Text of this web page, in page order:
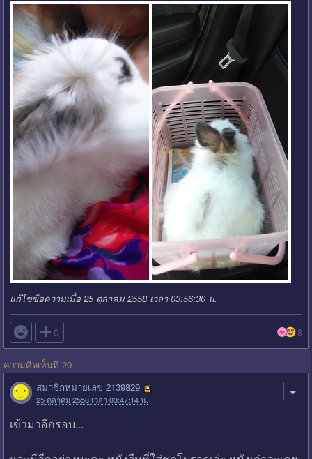
แก้ไขข้อความเมื่อ 25 ตุลาคม 2558 เวลา 03:56:30 น.
 0 8
ความคิดเห็นที่ 20
สมาชิกหมายเลข 2139829
25 ตุลาคม 2558 เวลา 03:47:14 น.
เข้ามาอีกรอบ...